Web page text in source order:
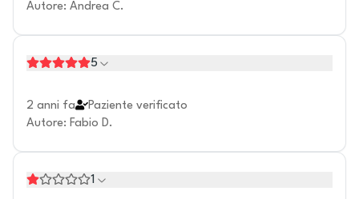
Autore: Andrea C.
5
2 anni fa
Paziente verificato
Autore: Fabio D.
1